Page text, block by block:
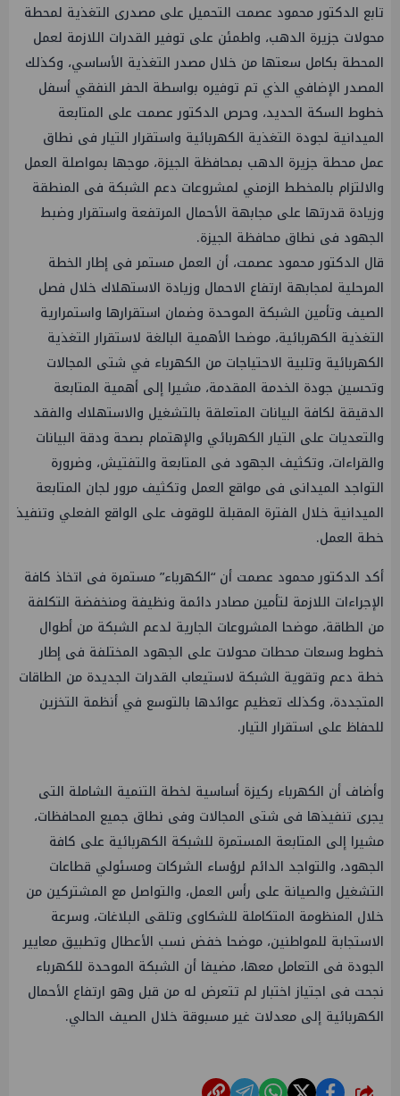
تابع الدكتور محمود عصمت التحميل على مصدرى التغذية لمحطة
محولات جزيرة الدهب، واطمئن على توفير القدرات اللازمة لعمل
المحطة بكامل سعتها من خلال مصدر التغذية الأساسي، وكذلك
المصدر الإضافي الذي تم توفيره بواسطة الحفر النفقي أسفل
خطوط السكة الحديد، وحرص الدكتور عصمت على المتابعة
الميدانية لجودة التغذية الكهربائية واستقرار التيار فى نطاق
عمل محطة جزيرة الدهب بمحافظة الجيزة، موجها بمواصلة العمل
والالتزام بالمخطط الزمني لمشروعات دعم الشبكة فى المنطقة
وزيادة قدرتها على مجابهة الأحمال المرتفعة واستقرار وضبط
الجهود فى نطاق محافظة الجيزة.
قال الدكتور محمود عصمت، أن العمل مستمر فى إطار الخطة
المرحلية لمجابهة ارتفاع الاحمال وزيادة الاستهلاك خلال فصل
الصيف وتأمين الشبكة الموحدة وضمان استقرارها واستمرارية
التغذية الكهربائية، موضحا الأهمية البالغة لاستقرار التغذية
الكهربائية وتلبية الاحتياجات من الكهرباء في شتى المجالات
وتحسين جودة الخدمة المقدمة، مشيرا إلى أهمية المتابعة
الدقيقة لكافة البيانات المتعلقة بالتشغيل والاستهلاك والفقد
والتعديات على التيار الكهربائي والإهتمام بصحة ودقة البيانات
والقراءات، وتكثيف الجهود فى المتابعة والتفتيش، وضرورة
التواجد الميدانى فى مواقع العمل وتكثيف مرور لجان المتابعة
الميدانية خلال الفترة المقبلة للوقوف على الواقع الفعلي وتنفيذ
خطة العمل.
أكد الدكتور محمود عصمت أن “الكهرباء” مستمرة فى اتخاذ كافة
الإجراءات اللازمة لتأمين مصادر دائمة ونظيفة ومنخفضة التكلفة
من الطاقة، موضحا المشروعات الجارية لدعم الشبكة من أطوال
خطوط وسعات محطات محولات على الجهود المختلفة فى إطار
خطة دعم وتقوية الشبكة لاستيعاب القدرات الجديدة من الطاقات
المتجددة، وكذلك تعظيم عوائدها بالتوسع في أنظمة التخزين
للحفاظ على استقرار التيار.
وأضاف أن الكهرباء ركيزة أساسية لخطة التنمية الشاملة التى
يجرى تنفيذها فى شتى المجالات وفى نطاق جميع المحافظات،
مشيرا إلى المتابعة المستمرة للشبكة الكهربائية على كافة
الجهود، والتواجد الدائم لرؤساء الشركات ومسئولي قطاعات
التشغيل والصيانة على رأس العمل، والتواصل مع المشتركين من
خلال المنظومة المتكاملة للشكاوى وتلقى البلاغات، وسرعة
الاستجابة للمواطنين، موضحا خفض نسب الأعطال وتطبيق معايير
الجودة فى التعامل معها، مضيفا أن الشبكة الموحدة للكهرباء
نجحت فى اجتياز اختبار لم تتعرض له من قبل وهو ارتفاع الأحمال
الكهربائية إلى معدلات غير مسبوقة خلال الصيف الحالي.